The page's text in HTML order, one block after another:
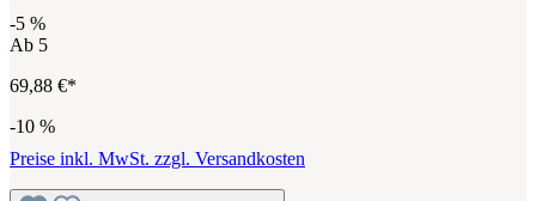
-5 %
Ab 5
69,88 €*
-10 %
Preise inkl. MwSt. zzgl. Versandkosten